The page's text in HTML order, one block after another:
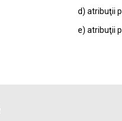
d) atribuţii
e) atribuţii